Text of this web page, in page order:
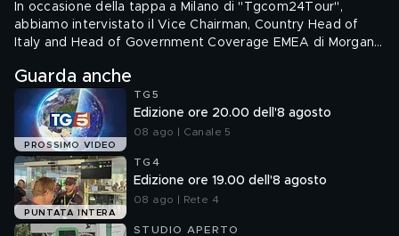
In occasione della tappa a Milano di "Tgcom24Tour",
abbiamo intervistato il Vice Chairman, Country Head of
Italy and Head of Government Coverage EMEA di Morgan
Guarda anche
PROSSIMO VIDEO
TG5
Edizione ore 20.00 dell'8 agosto
08 ago | Canale 5
PUNTATA INTERA
TG4
Edizione ore 19.00 dell'8 agosto
08 ago | Rete 4
STUDIO APERTO